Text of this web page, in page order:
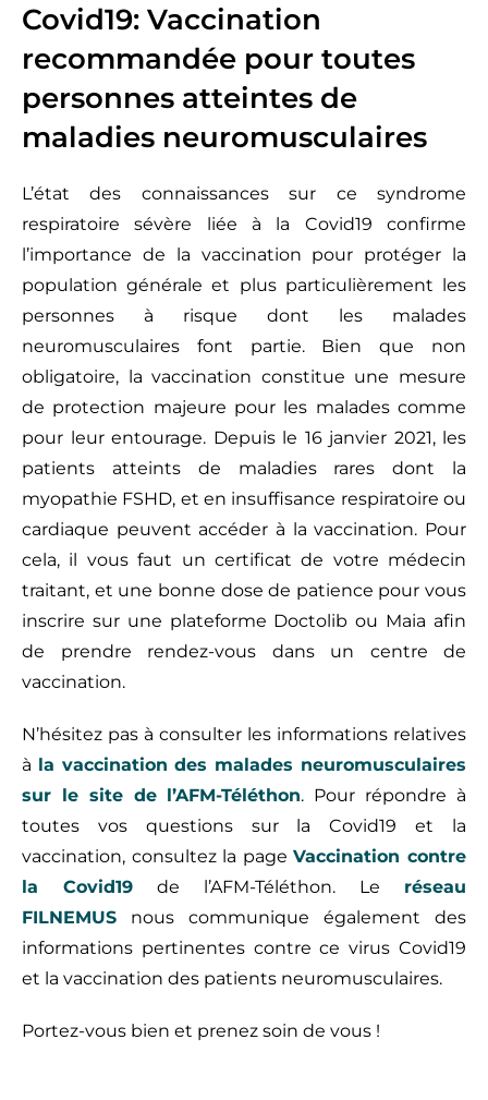
Covid19: Vaccination
recommandée pour toutes
personnes atteintes de
maladies neuromusculaires
L’état des connaissances sur ce syndrome
respiratoire sévère liée à la Covid19 confirme
l’importance de la vaccination pour protéger la
population générale et plus particulièrement les
personnes à risque dont les malades
neuromusculaires font partie. Bien que non
obligatoire, la vaccination constitue une mesure
de protection majeure pour les malades comme
pour leur entourage. Depuis le 16 janvier 2021, les
patients atteints de maladies rares dont la
myopathie FSHD, et en insuffisance respiratoire ou
cardiaque peuvent accéder à la vaccination. Pour
cela, il vous faut un certificat de votre médecin
traitant, et une bonne dose de patience pour vous
inscrire sur une plateforme Doctolib ou Maia afin
de prendre rendez-vous dans un centre de
vaccination.
N’hésitez pas à consulter les informations relatives
à la vaccination des malades neuromusculaires
sur le site de l’AFM-Téléthon. Pour répondre à
toutes vos questions sur la Covid19 et la
vaccination, consultez la pageVaccination contre
la Covid19 de l’AFM-Téléthon. Le réseau
FILNEMUS nous communique également des
informations pertinentes contre ce virus Covid19
et la vaccination des patients neuromusculaires.
Portez-vous bien et prenez soin de vous !